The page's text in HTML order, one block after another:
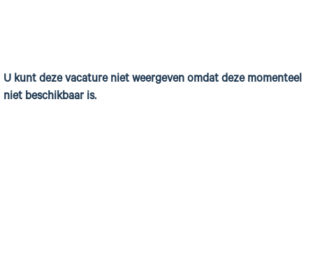
U kunt deze vacature niet weergeven omdat deze momenteel
niet beschikbaar is.